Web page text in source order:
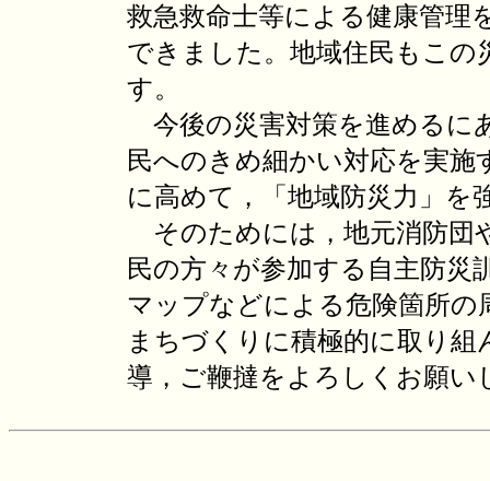
救急救命士等による健康管理
できました。地域住民もこ
す。
今後の災害対策を進めるに
民へのきめ細かい対応を実
に高めて，「地域防災力」を
そのためには，地元消防団
民の方々が参加する自主防
マップなどによる危険箇所
まちづくりに積極的に取り
導，ご鞭撻をよろしくお願い